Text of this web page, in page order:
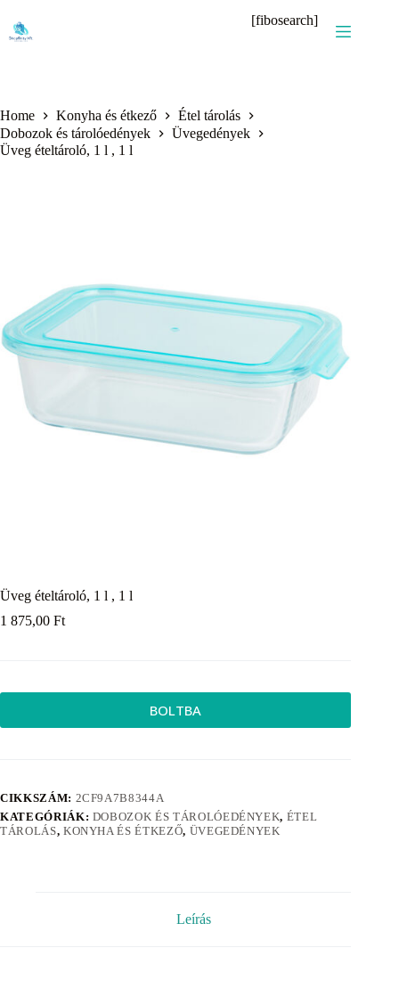
content
[fibosearch]
Home Konyha és étkező
Étel tárolás
Dobozok és tárolóedények
Üvegedények
Üveg ételtároló, 1 l , 1 l
Üveg ételtároló, 1 l , 1 l
1 875,00 Ft
BOLTBA
CIKKSZÁM: 2CF9A7B8344A
KATEGÓRIÁK: DOBOZOK ÉS TÁROLÓEDÉNYEK, ÉTEL
TÁROLÁS, KONYHA ÉS ÉTKEZŐ, ÜVEGEDÉNYEK
Leírás